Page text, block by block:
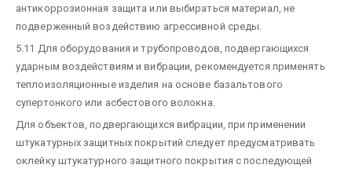
антикоррозионная защита или выбираться материал, не
подверженный воздействию агрессивной среды.
5.11 Для оборудования и трубопроводов, подвергающихся
ударным воздействиям и вибрации, рекомендуется применять
теплоизоляционные изделия на основе базальтового
супертонкого или асбестового волокна.
Для объектов, подвергающихся вибрации, при применении
штукатурных защитных покрытий следует предусматривать
оклейку штукатурного защитного покрытия с последующей